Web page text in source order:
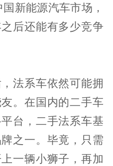
新能源汽车市场，
后还能有多少竞争
法系车依然可能拥
。在国内的二手车
台，二手法系车基
之一。毕竟，只需
一辆小狮子，再加